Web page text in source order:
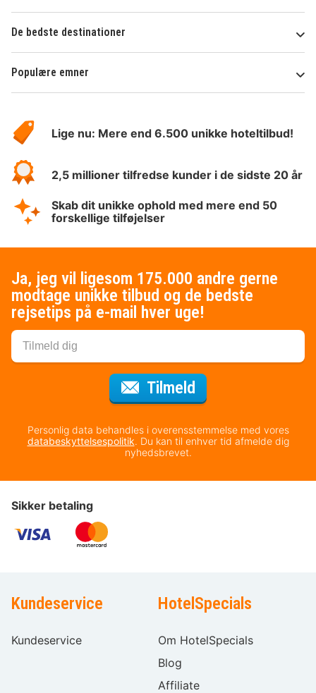
De bedste destinationer
Populære emner
HotelSpecials
Lige nu: Mere end 6.500 unikke hoteltilbud!
2,5 millioner tilfredse kunder i de sidste 20 år
Skab dit unikke ophold med mere end 50
forskellige tilføjelser
Ja, jeg vil ligesom 175.000 andre gerne
modtage unikke tilbud og de bedste
rejsetips på e-mail hver uge!
Tilmeld
Personlig data behandles i overensstemmelse med vores
databeskyttelsespolitik. Du kan til enhver tid afmelde dig
nyhedsbrevet.
Sikker betaling
Kundeservice
Kundeservice
HotelSpecials
Om HotelSpecials
Blog
Affiliate